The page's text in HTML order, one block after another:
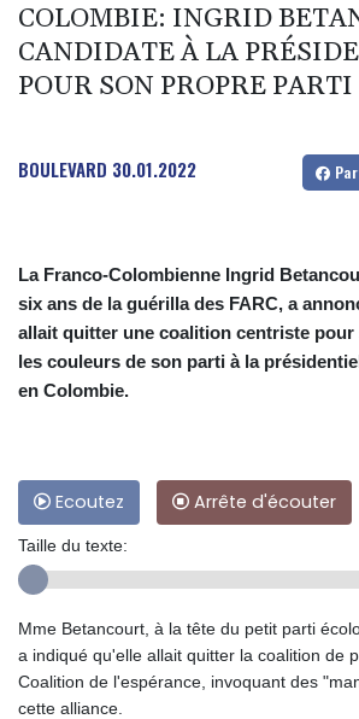
COLOMBIE: INGRID
CANDIDATE À LA
POUR SON PROPRE PARTI
BOULEVARD 30.01.2022
La Franco-Colombienne Ingrid
six ans de la guérilla des FARC, a
allait quitter une coalition centriste pour
les couleurs de son parti à la
en Colombie.
Ecoutez Arrête d'écouter
Taille du texte:
Mme Betancourt, à la tête du petit parti
a indiqué qu'elle allait quitter la coalition de
Coalition de l'espérance, invoquant des
cette alliance.